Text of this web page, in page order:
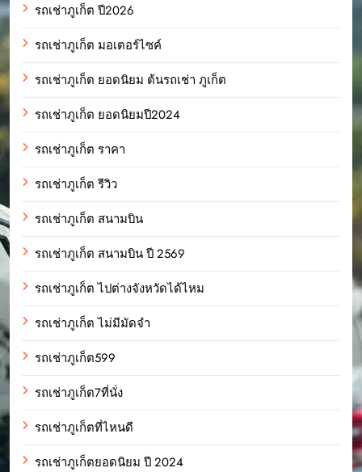
รถเช่าภูเก็ต ปี2026
รถเช่าภูเก็ต มอเตอร์ไซค์
รถเช่าภูเก็ต ยอดนิยม ต้นรถเช่า ภูเก็ต
รถเช่าภูเก็ต ยอดนิยมปี2024
รถเช่าภูเก็ต ราคา
รถเช่าภูเก็ต รีวิว
รถเช่าภูเก็ต สนามบิน
รถเช่าภูเก็ต สนามบิน ปี 2569
รถเช่าภูเก็ต ไปต่างจังหวัดได้ไหม
รถเช่าภูเก็ต ไม่มีมัดจำ
รถเช่าภูเก็ต599
รถเช่าภูเก็ต7ที่นั่ง
รถเช่าภูเก็ตที่ไหนดี
รถเช่าภูเก็ตยอดนิยม ปี 2024